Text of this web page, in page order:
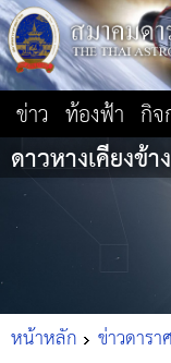
ข่าว ท้องฟ้า กิ
ดาวหางเคียงข้
หน้าหลัก ข่าวดาร